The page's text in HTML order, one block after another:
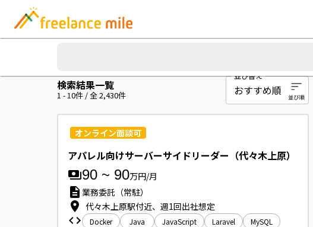
検索結果一覧
1 -10件 / 全2,430件
並び替え
オンライン面談可
アパレル向けサーバーサイドリーダー（代々木上原）
90 ~ 90万円/月
業務委託（常駐）
代々木上原駅付近、週1回出社想定
Docker Java JavaScript Laravel
MySQL